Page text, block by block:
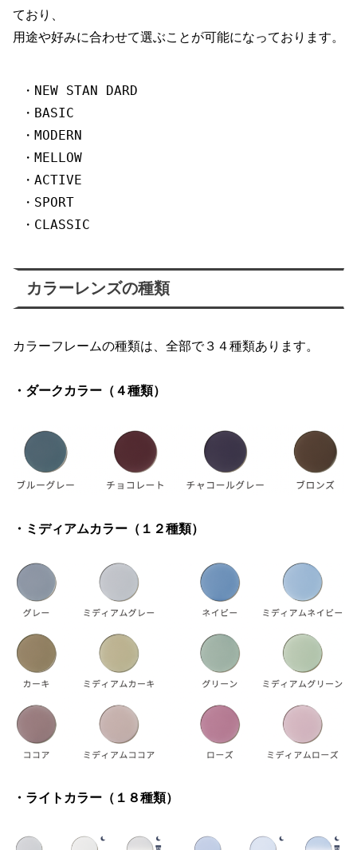
ており、
用途や好みに合わせて選ぶことが可能になっております。
・NEW STAN DARD
・BASIC
・MODERN
・MELLOW
・ACTIVE
・SPORT
・CLASSIC
カラーレンズの種類
カラーフレームの種類は、全部で３４種類あります。
・ダークカラー（４種類）
・ミディアムカラー（１２種類）
・ライトカラー（１８種類）